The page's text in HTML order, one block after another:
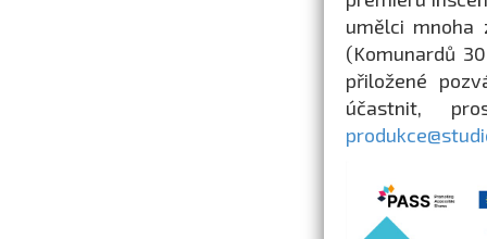
umělci mnoha
(Komunardů
přiložené
účastnit,